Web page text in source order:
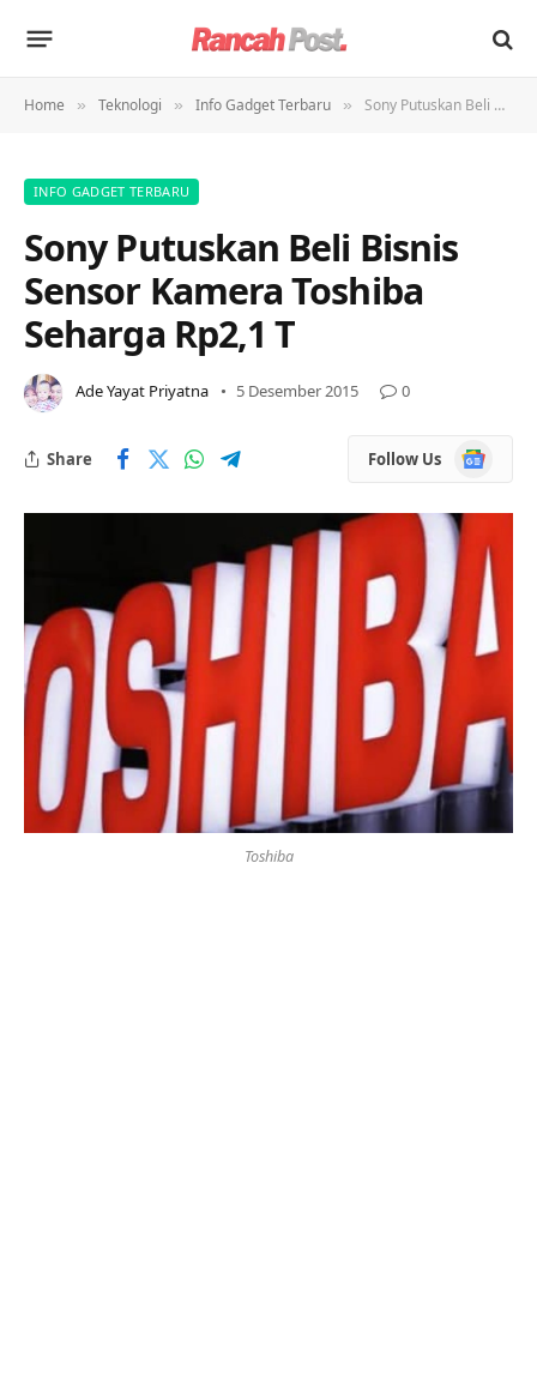
Home » Teknologi » Info Gadget Terbaru » Sony Putuskan Beli Bisnis Sensor Kamera Toshiba Seharga Rp2,1 T
INFO GADGET TERBARU
Sony Putuskan Beli Bisnis
Sensor Kamera Toshiba
Seharga Rp2,1 T
Ade Yayat Priyatna 5 Desember 2015 0
Share Follow Us
Google
News
Toshiba